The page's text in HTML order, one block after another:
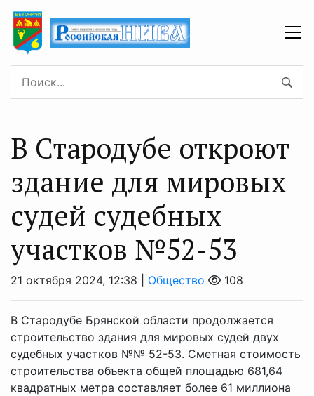
В Стародубе откроют
здание для мировых
судей судебных
участков №52-53
21 октября 2024, 12:38 | Общество 108
В Стародубе Брянской области продолжается
строительство здания для мировых судей двух
судебных участков №№ 52-53. Сметная стоимость
строительства объекта общей площадью 681,64
квадратных метра составляет более 61 миллиона